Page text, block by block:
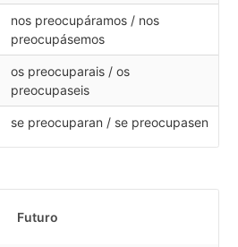
nos preocupáramos / nos
preocupásemos
os preocuparais / os
preocupaseis
se preocuparan / se preocupasen
Futuro